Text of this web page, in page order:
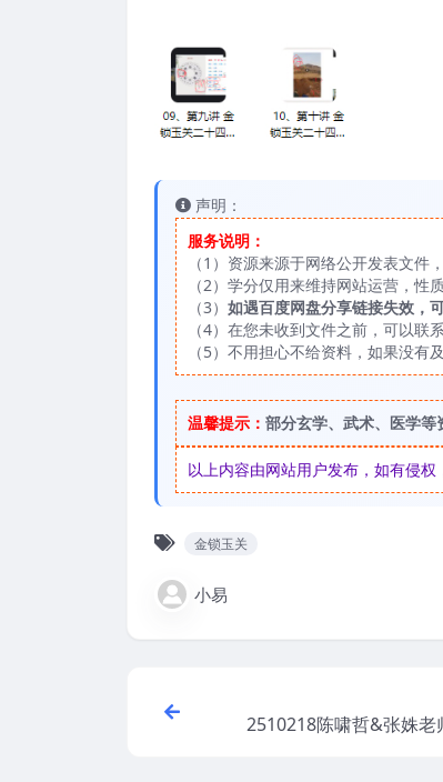
声明：
服务说明：
（1）资源来源于网络公开发表文件
（2）学分仅用来维持网站运营，性
（3） 如遇百度网盘分享链接失效，
（4）在您未收到文件之前，可以
（5）不用担心不给资料，如果没有
温馨提示： 部分玄学、武术、医学等
以上内容由网站用户发布，如有侵
金锁玉关
小易
2510218陈啸哲&张姝老